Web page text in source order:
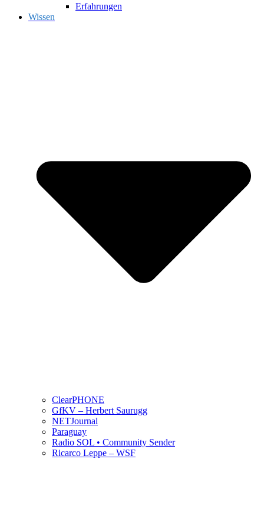
Erfahrungen
Wissen
ClearPHONE
GfKV – Herbert Saurugg
NETJournal
Paraguay
Radio SOL • Community Sender
Ricarco Leppe – WSF